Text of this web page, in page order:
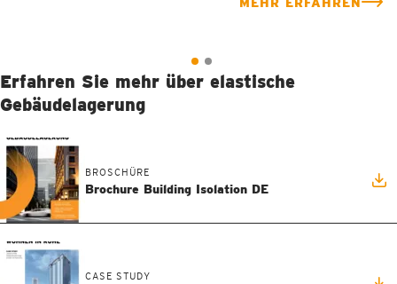
Elastomere mit Feder- und Dämpfereigenschaften
MEHR ERFAHREN
Erfahren Sie mehr über elastische
Gebäudelagerung
BROSCHÜRE
Brochure Building Isolation DE
CASE STUDY